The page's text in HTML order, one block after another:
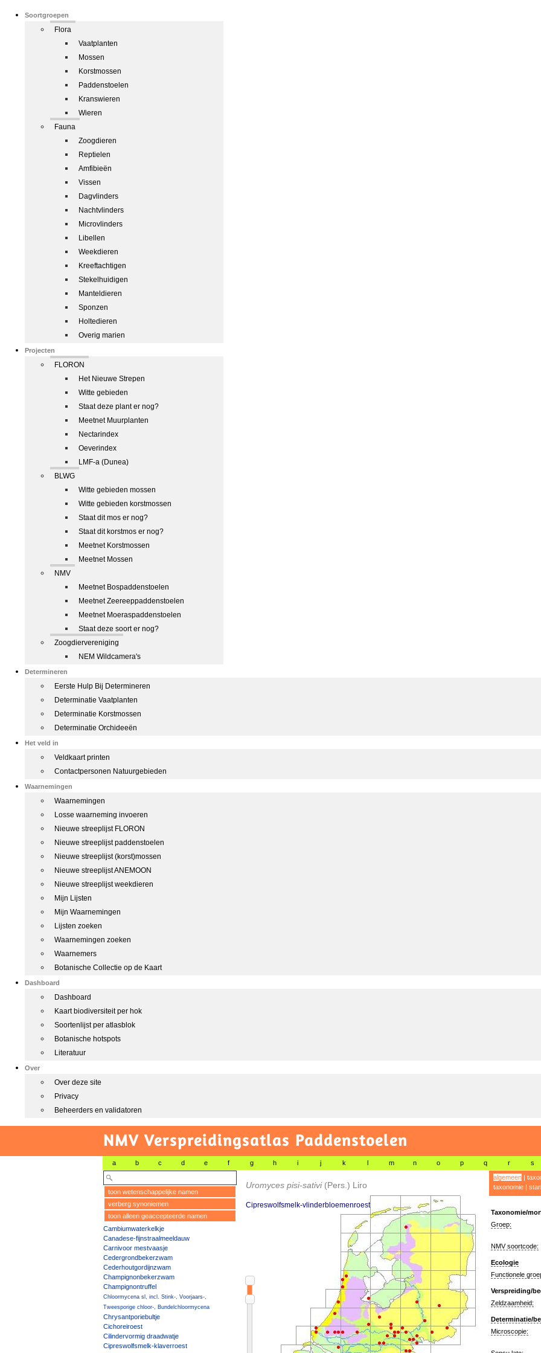
Soortgroepen
Flora
Vaatplanten
Mossen
Korstmossen
Paddenstoelen
Kranswieren
Wieren
Fauna
Zoogdieren
Reptielen
Amfibieën
Vissen
Dagvlinders
Nachtvlinders
Microvlinders
Libellen
Weekdieren
Kreeftachtigen
Stekelhuidigen
Manteldieren
Sponzen
Holtedieren
Overig marien
Projecten
FLORON
Het Nieuwe Strepen
Witte gebieden
Staat deze plant er nog?
Meetnet Muurplanten
Nectarindex
Oeverindex
LMF-a (Dunea)
BLWG
Witte gebieden mossen
Witte gebieden korstmossen
Staat dit mos er nog?
Staat dit korstmos er nog?
Meetnet Korstmossen
Meetnet Mossen
NMV
Meetnet Bospaddenstoelen
Meetnet Zeereeppaddenstoelen
Meetnet Moeraspaddenstoelen
Staat deze soort er nog?
Zoogdiervereniging
NEM Wildcamera's
Determineren
Eerste Hulp Bij Determineren
Determinatie Vaatplanten
Determinatie Korstmossen
Determinatie Orchideeën
Het veld in
Veldkaart printen
Contactpersonen Natuurgebieden
Waarnemingen
Waarnemingen
Losse waarneming invoeren
Nieuwe streeplijst FLORON
Nieuwe streeplijst paddenstoelen
Nieuwe streeplijst (korst)mossen
Nieuwe streeplijst ANEMOON
Nieuwe streeplijst weekdieren
Mijn Lijsten
Mijn Waarnemingen
Lijsten zoeken
Waarnemingen zoeken
Waarnemers
Botanische Collectie op de Kaart
Dashboard
Dashboard
Kaart biodiversiteit per hok
Soortenlijst per atlasblok
Botanische hotspots
Literatuur
Over
Over deze site
Privacy
Beheerders en validatoren
NMV Verspreidingsatlas Paddenstoelen
a b c d e f g h i j k l m n o p q r s
toon wetenschappelijke namen
verberg synoniemen
toon alleen geaccepteerde namen
Cambiumwaterkelkje
Canadese-fijnstraalmeeldauw
Carnivoor mestvaasje
Cedergrondbekerzwam
Cederhoutgordijnzwam
Champignonbekerzwam
Champignontruffel
Chloormycena sl, incl. Stink-, Voorjaars-,
Tweesporige chloor-, Bundelchloormycena
Chrysantporiebultje
Cichoreiroest
Cilindervormig draadwatje
Cipreswolfsmelk-klaverroest
Uromyces pisi-sativi (Pers.) Liro
Cipreswolfsmelk-vlinderbloemenroest
algemeen|
taxonomie|
Taxonomie/
Groep:
NMV soortcode:
Ecologie
Functionele
Verspreiding/
Zeldzaamheid:
Determinatie/
Microscopie: